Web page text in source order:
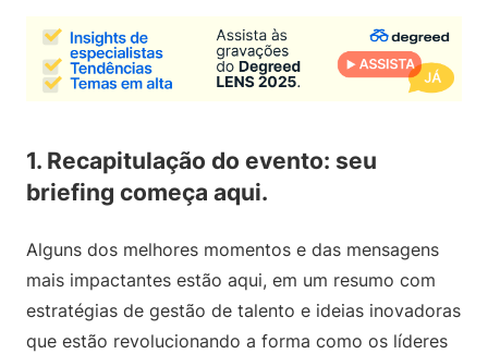
1. Recapitulação do evento: seu
briefing começa aqui.
Alguns dos melhores momentos e das mensagens
mais impactantes estão aqui, em um resumo com
estratégias de gestão de talento e ideias inovadoras
que estão revolucionando a forma como os líderes